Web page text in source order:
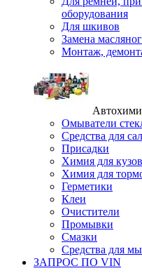
оборудования
Для шкивов
Замена
Монтаж,
Омыватели
Средства для
Присадки
Химия для
Химия для
Герметики
Клеи
Очистители
Промывки
Смазки
Средства для
ЗАПРОС ПО VIN